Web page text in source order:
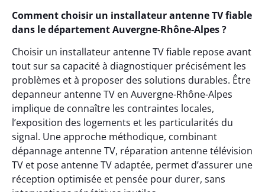
Comment choisir un installateur antenne TV fiable
dans le département Auvergne-Rhône-Alpes ?
Choisir un installateur antenne TV fiable repose avant
tout sur sa capacité à diagnostiquer précisément les
problèmes et à proposer des solutions durables. Être
depanneur antenne TV en Auvergne-Rhône-Alpes
implique de connaître les contraintes locales,
l’exposition des logements et les particularités du
signal. Une approche méthodique, combinant
dépannage antenne TV, réparation antenne télévision
TV et pose antenne TV adaptée, permet d’assurer une
réception optimisée et pensée pour durer, sans